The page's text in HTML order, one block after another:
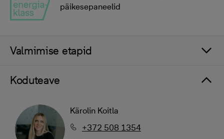
päikesepaneelid
Valmimise etapid
Koduteave
Kärolin Koitla
+372 508 1354